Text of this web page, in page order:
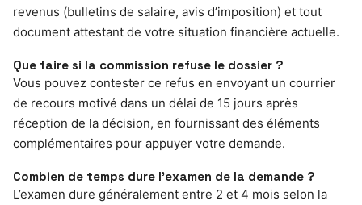
revenus (bulletins de salaire, avis d’imposition) et tout
document attestant de votre situation financière actuelle.
Que faire si la commission refuse le dossier ?
Vous pouvez contester ce refus en envoyant un courrier
de recours motivé dans un délai de 15 jours après
réception de la décision, en fournissant des éléments
complémentaires pour appuyer votre demande.
Combien de temps dure l’examen de la demande ?
L’examen dure généralement entre 2 et 4 mois selon la